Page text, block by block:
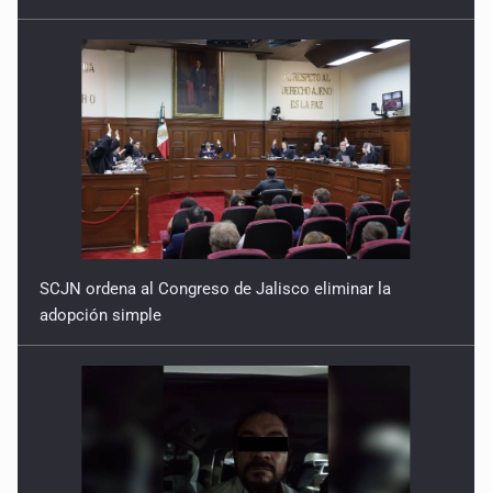
SCJN ordena al Congreso de Jalisco eliminar la
adopción simple